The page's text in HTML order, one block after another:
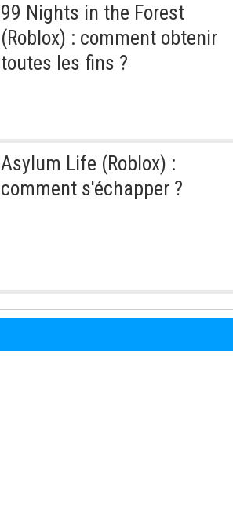
99 Nights in the Forest
(Roblox) : comment obtenir
toutes les fins ?
Asylum Life (Roblox) :
comment s'échapper ?